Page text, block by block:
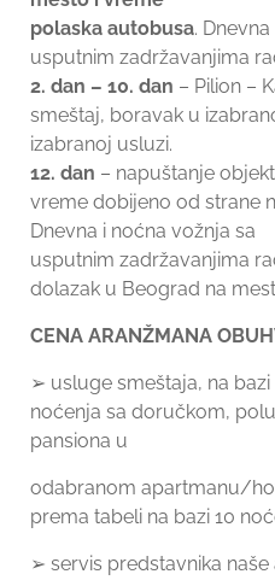
polaska autobusa.
usputnim zadržavanjima
2. dan – 10. dan – Pilion –
smeštaj, boravak u
izabranoj usluzi.
12. dan – napuštanje
vreme dobijeno od strane
Dnevna i noćna vožnja sa
usputnim zadržavanjima
dolazak u Beograd na
CENA ARANŽMANA
➢ usluge smeštaja, na
noćenja sa doručkom,
pansiona u
odabranom apartmanu/
prema tabeli na bazi 10
➢ servis predstavnika naše